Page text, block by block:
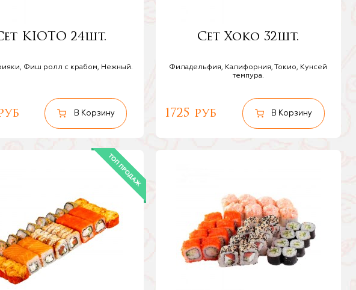
KIOTO 24шт.
Фиш ролл с крабом, Нежный.
Сет Хоко 32шт.
Филадельфия, Калифорния, Токио, Кунсей
темпура.
1725 руб